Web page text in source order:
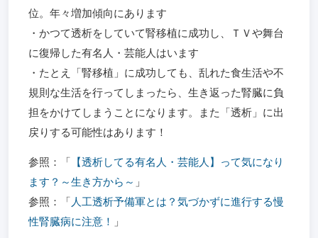
位。年々増加傾向にあります
・かつて透析をしていて腎移植に成功し、ＴＶや舞台
に復帰した有名人・芸能人はいます
・たとえ「腎移植」に成功しても、乱れた食生活や不
規則な生活を行ってしまったら、生き返った腎臓に負
担をかけてしまうことになります。また「透析」に出
戻りする可能性はあります！
参照：「 【透析してる有名人・芸能人】って気になり
ます？～生き方から～ 」
参照：「 人工透析予備軍とは？気づかずに進行する慢
性腎臓病に注意！
」